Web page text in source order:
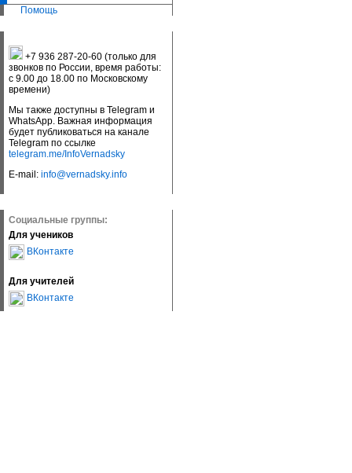
Помощь
+7 936 287-20-60 (только для
звонков по России, время работы:
с 9.00 до 18.00 по Московскому
времени)
Мы также доступны в Telegram и
WhatsApp. Важная информация
будет публиковаться на канале
Telegram по ссылке
telegram.me/InfoVernadsky
E-mail: info@vernadsky.info
Социальные группы:
Для учеников
ВКонтакте
Для учителей
ВКонтакте